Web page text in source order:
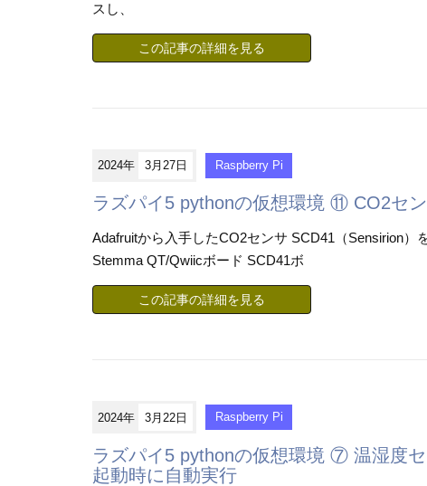
スし、
この記事の詳細を見る
2024年 3月27日 Raspberry Pi
ラズパイ5 pythonの仮想環境 ⑪ CO2セ
Adafruitから入手したCO2センサ SCD41（Sensirion
Stemma QT/Qwiicボード SCD41ボ
この記事の詳細を見る
2024年 3月22日 Raspberry Pi
ラズパイ5 pythonの仮想環境 ⑦ 温湿度
起動時に自動実行